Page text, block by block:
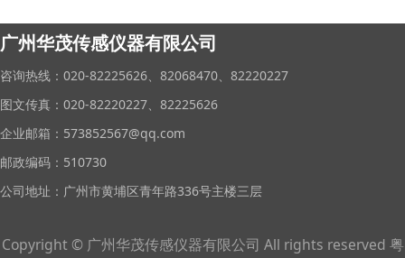
广州华茂传感仪器有限公司
咨询热线：020-82225626、82068470、82220227
图文传真：020-82220227、82225626
企业邮箱：573852567@qq.com
邮政编码：510730
公司地址：广州市黄埔区青年路336号主楼三层
Copyright © 广州华茂传感仪器有限公司 All rights reserved 粤